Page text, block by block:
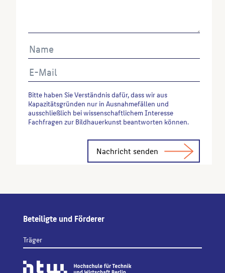
Bitte haben Sie Verständnis dafür, dass wir aus
Kapazitätsgründen nur in Ausnahmefällen und
ausschließlich bei wissenschaftlichem Interesse
Fachfragen zur Bildhauerkunst beantworten können.
Beteiligte und Förderer
Träger